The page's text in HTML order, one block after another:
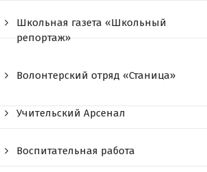
Школьная газета «Школьный
репортаж»
Волонтерский отряд «Станица»
Учительский Арсенал
Воспитательная работа